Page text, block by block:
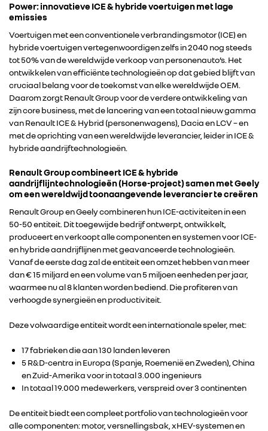
Power: innovatieve ICE & hybride voertuigen met lage
emissies
Voertuigen met een conventionele verbrandingsmotor (ICE) en
hybride voertuigen vertegenwoordigen zelfs in 2040 nog steeds
tot 50% van de wereldwijde verkoop van personenauto’s. Het
ontwikkelen van efficiënte technologieën op dat gebied blijft van
cruciaal belang voor de toekomst van elke wereldwijde OEM.
Daarom zorgt Renault Group voor de verdere ontwikkeling van
zijn core business, met de lancering van een totaal nieuw gamma
van Renault ICE & Hybrid (personenwagens), Dacia en LCV – en
met de oprichting van een wereldwijde leverancier, leider in ICE &
hybride aandrijftechnologieën.
Renault Group combineert ICE & hybride
aandrijflijntechnologieën (Horse-project) samen met Geely
om een wereldwijd toonaangevende leverancier te creëren
Renault Group en Geely combineren hun ICE-activiteiten in een
50-50 entiteit. Dit toegewijde bedrijf ontwerpt, ontwikkelt,
produceert en verkoopt alle componenten en systemen voor ICE-
en hybride aandrijflijnen met geavanceerde technologieën.
Vanaf de eerste dag zal de entiteit een omzet hebben van meer
dan € 15 miljard en een volume van 5 miljoen eenheden per jaar,
waarmee nu al 8 klanten worden bediend. Die profiteren van
verhoogde synergieën en productiviteit.
Deze volwaardige entiteit wordt een internationale speler, met:
17 fabrieken die aan 130 landen leveren
5 R&D-centra in Europa (Spanje, Roemenië en Zweden), China
en Zuid-Amerika voor in totaal 3.000 ingenieurs
In totaal 19.000 medewerkers, verspreid over 3 continenten
De entiteit biedt een compleet portfolio van technologieën voor
alle componenten: motor, versnellingsbak, xHEV-systemen en